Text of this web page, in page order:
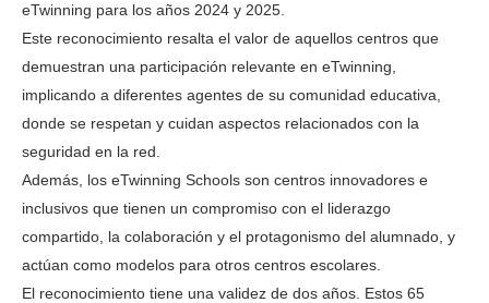
eTwinning para los años 2024 y 2025.
Este reconocimiento resalta el valor de aquellos centros que
demuestran una participación relevante en eTwinning,
implicando a diferentes agentes de su comunidad educativa,
donde se respetan y cuidan aspectos relacionados con la
seguridad en la red.
Además, los eTwinning Schools son centros innovadores e
inclusivos que tienen un compromiso con el liderazgo
compartido, la colaboración y el protagonismo del alumnado, y
actúan como modelos para otros centros escolares.
El reconocimiento tiene una validez de dos años. Estos 65